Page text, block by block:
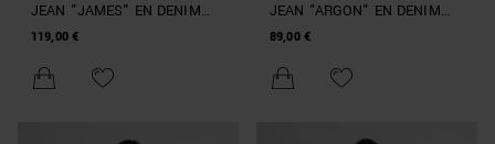
JEAN "JAMES" EN DENIM
NOIR WIDE LEG
119,00 €
JEAN "ARGON" EN DENIM
BLEU SLIM FIT À LA
89,00 €